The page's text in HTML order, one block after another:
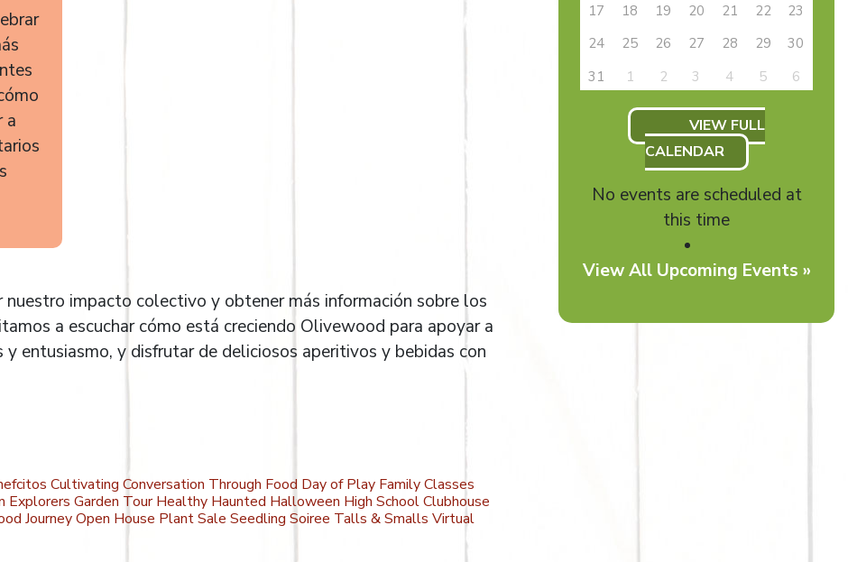
a
impacto colectivo y obtener más información sobre los
a escuchar cómo está creciendo Olivewood para apoyar a
entusiasmo, y disfrutar de deliciosos aperitivos y bebidas con
Cultivating Conversation Through Food Day of Play Family Classes
Explorers Garden Tour Healthy Haunted Halloween High School Clubhouse
JourneyOpen House Plant Sale Seedling Soiree Talls & Smalls Virtual
17
18 19 20 21 22
23
24
25 26 27 28 29
30
31
1 2 3 4 5 6
VIEW FULL
CALENDAR
No events are scheduled at
this time
View All Upcoming Events »